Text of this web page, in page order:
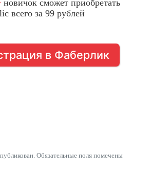
новичок сможет приобретать
всего за 99 рублей
в Фаберлик
Обязательные поля помечены